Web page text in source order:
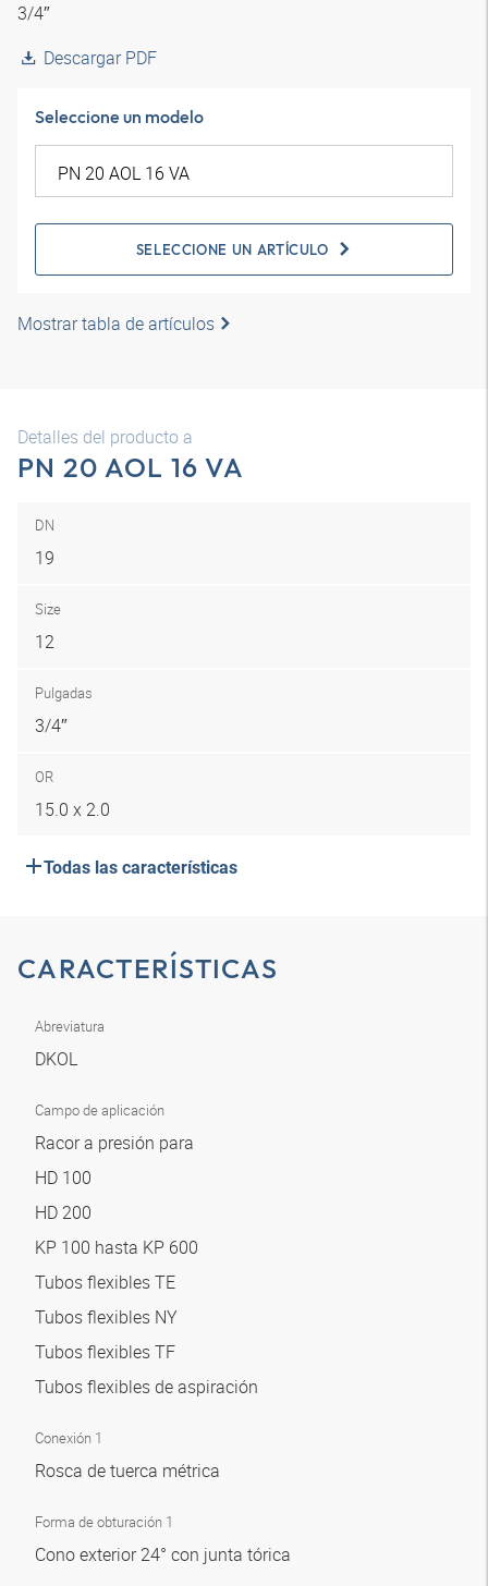
3/4″
Descargar PDF
Seleccione un modelo
SELECCIONE UN ARTÍCULO
Mostrar tabla de artículos
Detalles del producto a
PN 20 AOL 16 VA
DN
19
Size
12
Pulgadas
3/4″
OR
15.0 x 2.0
Todas las características
CARACTERÍSTICAS
Abreviatura
DKOL
Campo de aplicación
Racor a presión para
HD 100
HD 200
KP 100 hasta KP 600
Tubos flexibles TE
Tubos flexibles NY
Tubos flexibles TF
Tubos flexibles de aspiración
Conexión 1
Rosca de tuerca métrica
Forma de obturación 1
Cono exterior 24° con junta tórica